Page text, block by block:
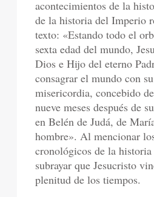
acontecimientos de la
de la historia del Imperio
texto: «Estando todo el
sexta edad del mundo,
Dios e Hijo del eterno
consagrar el mundo con
misericordia, concebido
nueve meses después de
en Belén de Judá, de
hombre». Al mencionar
cronológicos de la
subrayar que Jesucristo
plenitud de los tiempos.